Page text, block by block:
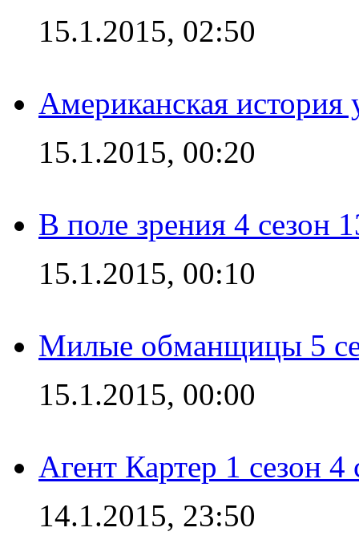
15.1.2015, 02:50
Американская история
15.1.2015, 00:20
В поле зрения 4 сезон
15.1.2015, 00:10
Милые обманщицы 5
15.1.2015, 00:00
Агент Картер 1 сезон 4
14.1.2015, 23:50